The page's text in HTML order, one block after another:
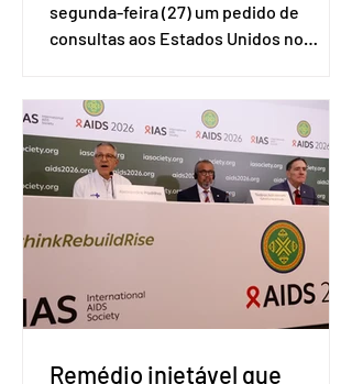
segunda-feira (27) um pedido de
consultas aos Estados Unidos no
(OMC), contestando duas medidas
tarifárias adotadas pelo país norte-
americano com base na Seção 301 da
Lei de Comércio de 1974. Segundo nota
divulgada pelo Ministério das Relações
Exteriores, o Brasil considera que as
incompatíveis com as obrigações
assumidas pelos Estados Unid
Remédio injetável que